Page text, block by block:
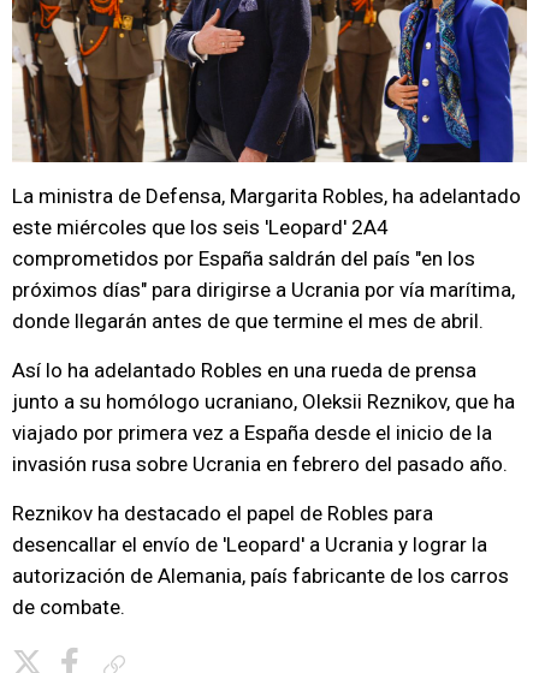
La ministra de Defensa, Margarita Robles, ha adelantado
este miércoles que los seis 'Leopard' 2A4
comprometidos por España saldrán del país "en los
próximos días" para dirigirse a Ucrania por vía marítima,
donde llegarán antes de que termine el mes de abril.
Así lo ha adelantado Robles en una rueda de prensa
junto a su homólogo ucraniano, Oleksii Reznikov, que ha
viajado por primera vez a España desde el inicio de la
invasión rusa sobre Ucrania en febrero del pasado año.
Reznikov ha destacado el papel de Robles para
desencallar el envío de 'Leopard' a Ucrania y lograr la
autorización de Alemania, país fabricante de los carros
de combate.